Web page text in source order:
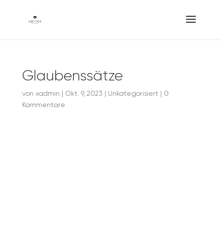
Glaubenssätze
von xadmin | Okt. 9, 2023 | Unkategorisiert | 0
Kommentare